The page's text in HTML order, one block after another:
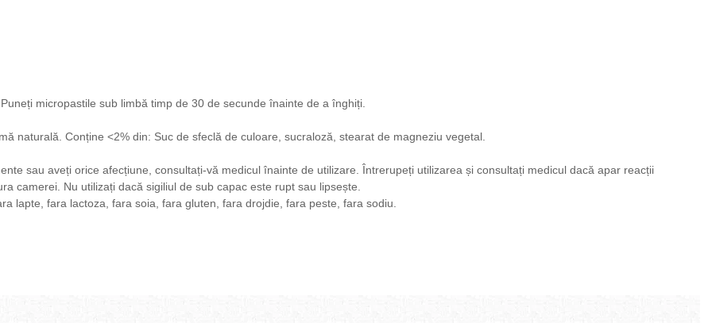
Puneți micropastile sub limbă timp de 30 de secunde înainte de a înghiți.
naturală. Conține <2% din: Suc de sfeclă de culoare, sucraloză, stearat de magneziu vegetal.
sau aveți orice afecțiune, consultați-vă medicul înainte de utilizare. Întrerupeți utilizarea și consultați medicul dacă apar reacții
camerei. Nu utilizați dacă sigiliul de sub capac este rupt sau lipsește.
lapte, fara lactoza, fara soia, fara gluten, fara drojdie, fara peste, fara sodiu.